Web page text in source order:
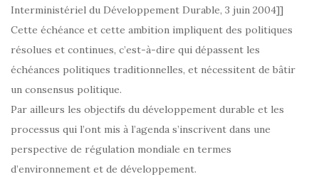
Interministériel du Développement Durable, 3 juin 2004]]
Cette échéance et cette ambition impliquent des politiques
résolues et continues, c’est-à-dire qui dépassent les
échéances politiques traditionnelles, et nécessitent de bâtir
un consensus politique.
Par ailleurs les objectifs du développement durable et les
processus qui l’ont mis à l’agenda s’inscrivent dans une
perspective de régulation mondiale en termes
d’environnement et de développement.